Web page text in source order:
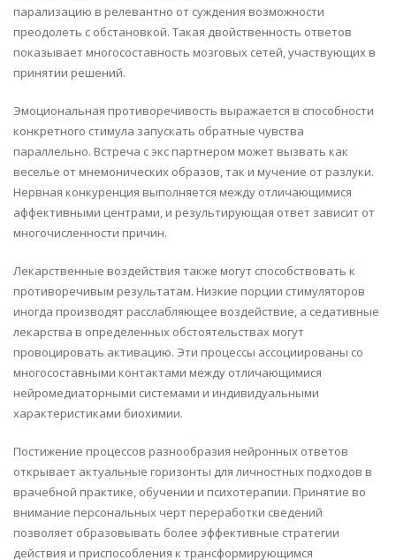
парализацию в релевантно от суждения возможности
преодолеть с обстановкой. Такая двойственность ответов
показывает многосоставность мозговых сетей, участвующих в
принятии решений.
Эмоциональная противоречивость выражается в способности
конкретного стимула запускать обратные чувства
параллельно. Встреча с экс партнером может вызвать как
веселье от мнемонических образов, так и мучение от разлуки.
Нервная конкуренция выполняется между отличающимися
аффективными центрами, и результирующая ответ зависит от
многочисленности причин.
Лекарственные воздействия также могут способствовать к
противоречивым результатам. Низкие порции стимуляторов
иногда производят расслабляющее воздействие, а седативные
лекарства в определенных обстоятельствах могут
провоцировать активацию. Эти процессы ассоциированы со
многосоставными контактами между отличающимися
нейромедиаторными системами и индивидуальными
характеристиками биохимии.
Постижение процессов разнообразия нейронных ответов
открывает актуальные горизонты для личностных подходов в
врачебной практике, обучении и психотерапии. Принятие во
внимание персональных черт переработки сведений
позволяет образовывать более эффективные стратегии
действия и приспособления к трансформирующимся